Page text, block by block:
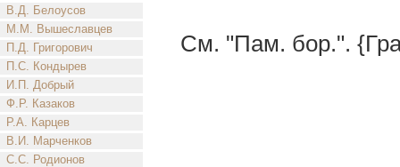
В.Д. Белоусов
М.М. Вышеславцев
П.Д. Григорович
П.С. Кондырев
И.П. Добрый
Ф.Р. Казаков
Р.А. Карцев
В.И. Марченков
С.С. Родионов
См. "Пам. бор.".